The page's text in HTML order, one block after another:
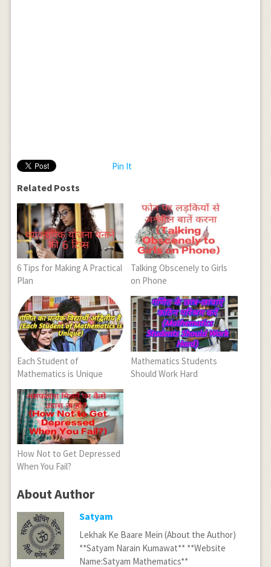
Pin It
Related Posts
6 Tips for Making A Practical
Plan
Talking Obscenely to Girls
on Phone
Each Student of
Mathematics is Unique
Mathematics Students
Should Work Hard
How Not to Get Depressed
When You Fail?
About Author
Satyam
Lekhak Ke Baare Mein (About the Author)
**Satyam Narain Kumawat** **Website
Name:Satyam Mathematics**